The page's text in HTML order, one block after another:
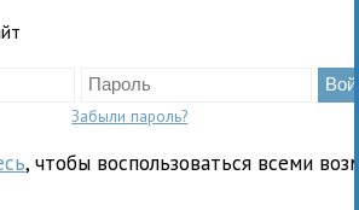
Забыли пароль?
, чтобы воспользоваться всеми